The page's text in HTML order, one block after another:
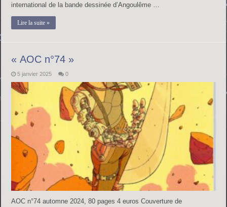
international de la bande dessinée d’Angoulême …
Lire la suite »
« AOC n°74 »
5 janvier 2025 0
AOC n°74 automne 2024, 80 pages 4 euros Couverture de